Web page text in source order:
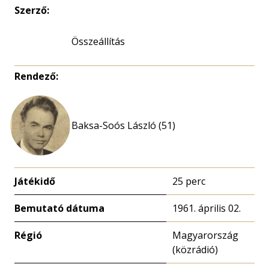
Szerző:
Összeállítás
Rendező:
Baksa-Soós László (51)
Játékidő 25 perc
Bemutató dátuma 1961. április 02.
Régió
Magyarország
(közrádió)